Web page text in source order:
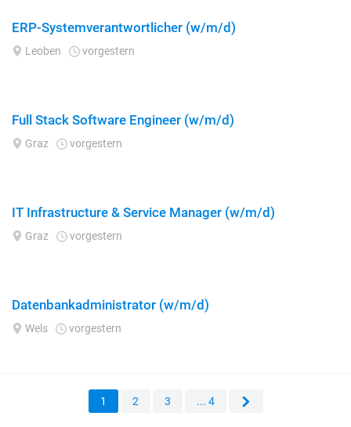
ERP-Systemverantwortlicher (w/m/d)
Leoben vorgestern
Full Stack Software Engineer (w/m/d)
Graz vorgestern
IT Infrastructure & Service Manager (w/m/d)
Graz vorgestern
Datenbankadministrator (w/m/d)
Wels vorgestern
1 2 3 ... 4